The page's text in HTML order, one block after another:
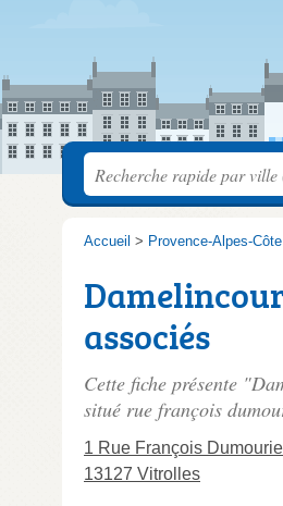
Accueil > Provence-Alpes-
associés
Cette fiche présente
situé rue françois
1 Rue François
13127 Vitrolles